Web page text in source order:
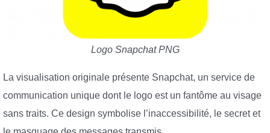
Logo Snapchat PNG
La visualisation originale présente Snapchat, un service de
communication unique dont le logo est un fantôme au visage
sans traits. Ce design symbolise l’inaccessibilité, le secret et